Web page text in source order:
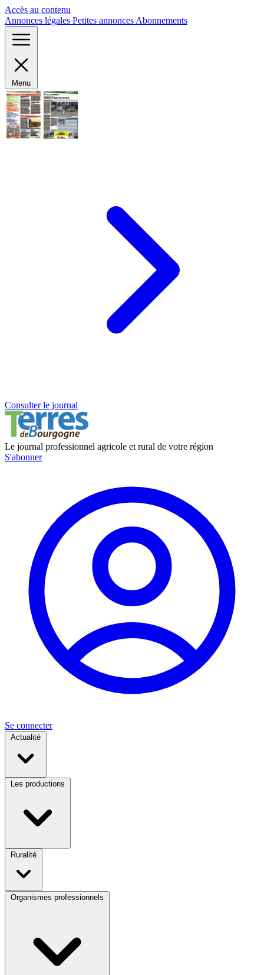
Accès au contenu
Annonces légales Petites annonces Abonnements
Menu
Consulter le journal
Le journal professionnel agricole et rural de votre région
S'abonner
Se connecter
Actualité
Les productions
Ruralité
Organismes professionnels
Panneau de gestion des cookies